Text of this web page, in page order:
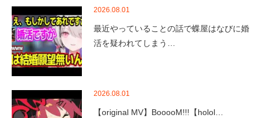
2026.08.01
最近やっていることの話で蝶屋はなびに婚
活を疑われてしまう…
2026.08.01
【original MV】BooooM!!!【holol…